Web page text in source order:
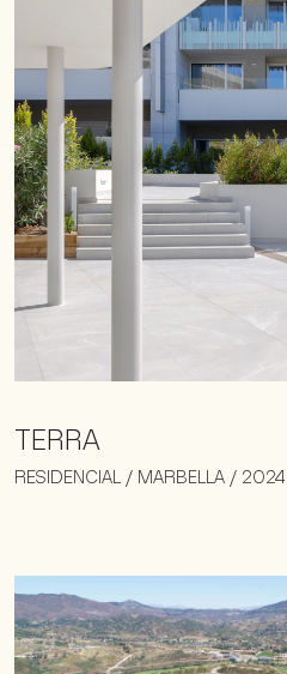
TERRA
RESIDENCIAL / MARBELLA / 2024